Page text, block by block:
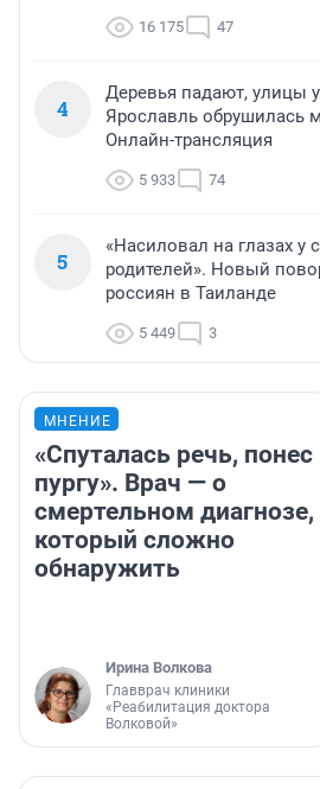
16 175 47
4
Деревья падают, улицы
Ярославль обрушилась
Онлайн-трансляция
5 933 74
5
«Насиловал на глазах у
родителей». Новый
россиян в Таиланде
5 449 3
МНЕНИЕ
«Спуталась речь, понес
пургу». Врач — о
смертельном диагнозе,
который сложно
обнаружить
Ирина Волкова
Главврач клиники
«Реабилитация доктора
Волковой»